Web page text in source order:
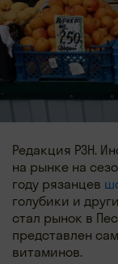
Редакция РЗН.
на рынке на
году рязанцев
голубики и
стал рынок в
представлен
витаминов.